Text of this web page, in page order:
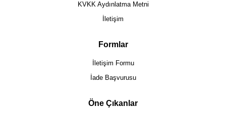
KVKK Aydınlatma Metni
İletişim
Formlar
İletişim Formu
İade Başvurusu
Öne Çıkanlar